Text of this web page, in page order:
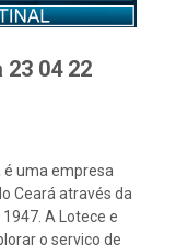
04 22
é uma empresa
Ceará através da
1947. A Lotece e
o serviço de